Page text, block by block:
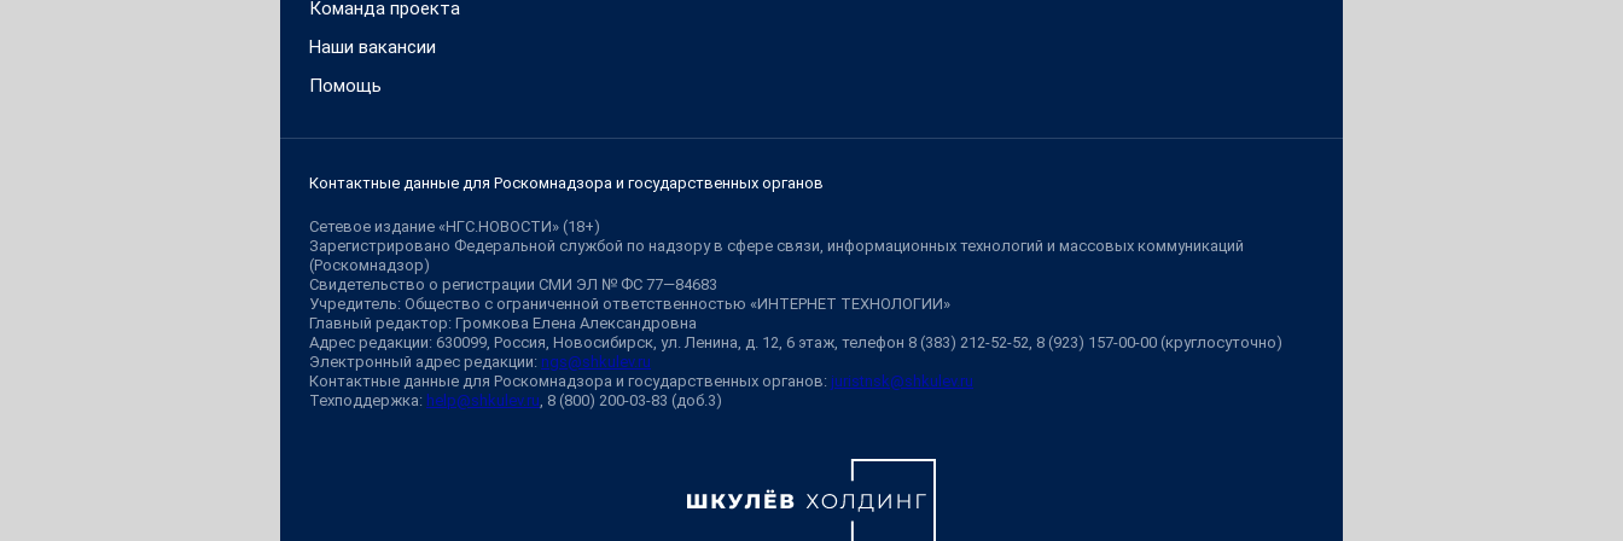
Команда проекта
Наши вакансии
Помощь
Контактные данные для Роскомнадзора и государственных органов
Сетевое издание «НГС.НОВОСТИ» (18+)
Зарегистрировано Федеральной службой по надзору в сфере связи, информационных технологий и массовых коммуникаций
(Роскомнадзор)
Свидетельство о регистрации СМИ ЭЛ № ФС 77—84683
Учредитель: Общество с ограниченной ответственностью «ИНТЕРНЕТ ТЕХНОЛОГИИ»
Главный редактор: Громкова Елена Александровна
Адрес редакции: 630099, Россия, Новосибирск, ул. Ленина, д. 12, 6 этаж, телефон 8 (383) 212-52-52, 8 (923) 157-00-00 (круглосуточно)
Электронный адрес редакции: ngs@shkulev.ru
Контактные данные для Роскомнадзора и государственных органов: juristnsk@shkulev.ru
Техподдержка: help@shkulev.ru, 8 (800) 200-03-83 (доб.3)